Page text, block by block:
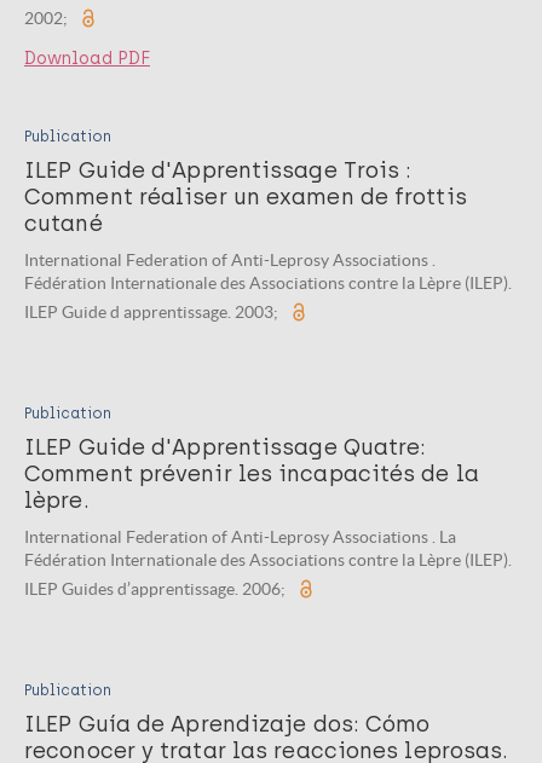
2002;
Download PDF
Publication
ILEP Guide d'Apprentissage Trois :
Comment réaliser un examen de frottis
cutané
International Federation of Anti-Leprosy Associations .
Fédération Internationale des Associations contre la Lèpre (ILEP).
ILEP Guide d apprentissage. 2003;
Publication
ILEP Guide d'Apprentissage Quatre:
Comment prévenir les incapacités de la
lèpre.
International Federation of Anti-Leprosy Associations . La
Fédération Internationale des Associations contre la Lèpre (ILEP).
ILEP Guides d’apprentissage. 2006;
Publication
ILEP Guía de Aprendizaje dos: Cómo
reconocer y tratar las reacciones leprosas.